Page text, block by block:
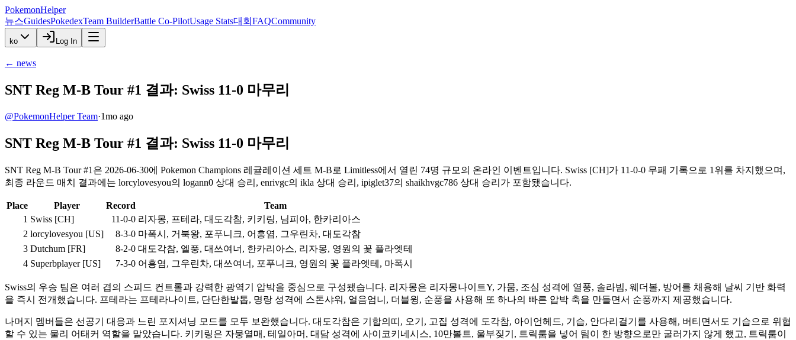
PokemonHelper
뉴스GuidesPokedexTeam BuilderBattle Co-PilotUsage Stats대회 FAQCommunity
ko Log In
← news
SNT Reg M-B Tour #1 결과: Swiss 11-0 마무리
@PokemonHelper Team·1mo ago
SNT Reg M-B Tour #1 결과: Swiss 11-0 마무리
SNT Reg M-B Tour #1은 2026-06-30에 Pokemon Champions 레귤레이션 세트 M-B로 Limitless에서 열린 74명 규모의 온라인 이벤트입니다. Swiss [CH]가 11-0-0 무패 기록으로 1위를 차지했으며,
최종 라운드 매치 결과에는 lorcylovesyou의 logann0 상대 승리, enrivgc의 ikla 상대 승리, ipiglet37의 shaikhvgc786 상대 승리가 포함됐습니다.
Place Player Record
Team
1 Swiss [CH] 11-0-0 리자몽, 프테라, 대도각참, 키키링, 님피아, 한카리아스
2 lorcylovesyou [US] 8-3-0 마폭시, 거북왕, 포푸니크, 어흥염, 그우린차, 대도각참
3 Dutchum [FR] 8-2-0 대도각참, 엘풍, 대쓰여너, 한카리아스, 리자몽, 영원의 꽃 플라엣테
4 Superbplayer [US] 7-3-0 어흥염, 그우린차, 대쓰여너, 포푸니크, 영원의 꽃 플라엣테, 마폭시
Swiss의 우승 팀은 여러 겹의 스피드 컨트롤과 강력한 광역기 압박을 중심으로 구성됐습니다. 리자몽은 리자몽나이트Y, 가뭄, 조심 성격에 열풍, 솔라빔, 웨더볼, 방어를 채용해 날씨 기반 화력
을 즉시 전개했습니다. 프테라는 프테라나이트, 단단한발톱, 명랑 성격에 스톤샤워, 얼음엄니, 더블윙, 순풍을 사용해 또 하나의 빠른 압박 축을 만들면서 순풍까지 제공했습니다.
나머지 멤버들은 선공기 대응과 느린 포지셔닝 모드를 모두 보완했습니다. 대도각참은 기합의띠, 오기, 고집 성격에 도각참, 아이언헤드, 기습, 안다리걸기를 사용해, 버티면서도 기습으로 위협
할 수 있는 물리 어태커 역할을 맡았습니다. 키키링은 자뭉열매, 테일아머, 대담 성격에 사이코키네시스, 10만볼트, 울부짖기, 트릭룸을 넣어 팀이 한 방향으로만 굴러가지 않게 했고, 트릭룸이